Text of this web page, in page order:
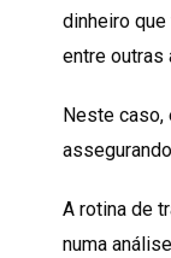
dinheiro
entre outras
Neste
A rotina de
numa